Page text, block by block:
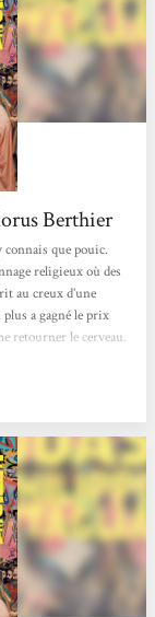
Berthier
connais que pouic.
religieux où des
au creux d’une
plus a gagné le prix
retourner le cerveau.
traître patenté